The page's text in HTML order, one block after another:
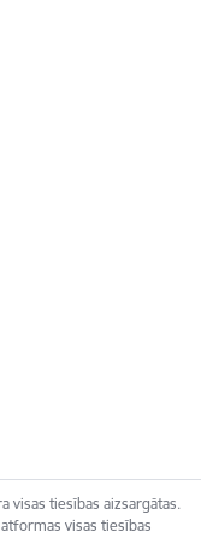
visas tiesības aizsargātas.
visas tiesības